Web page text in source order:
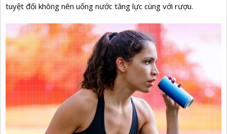
tuyệt đối không nên uống nước tăng lực cùng với rượu.